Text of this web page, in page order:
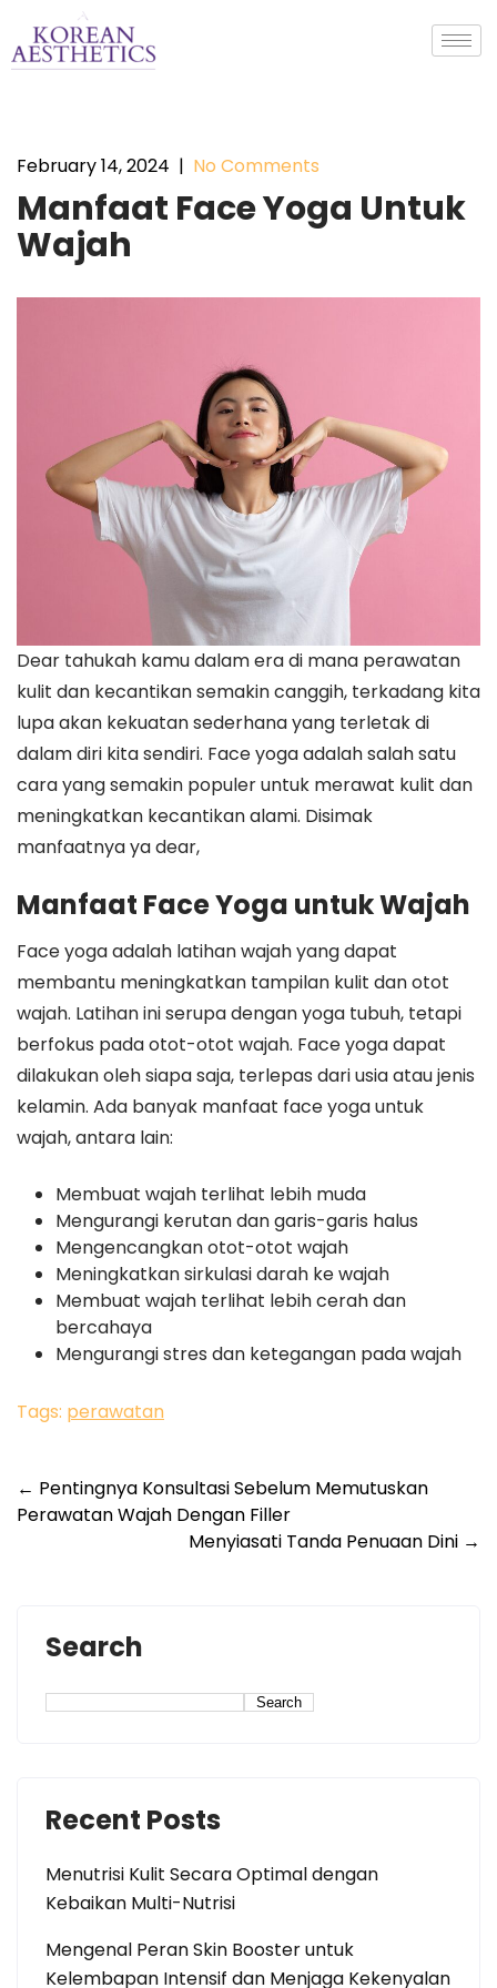
February 14, 2024 | No Comments
Manfaat Face Yoga Untuk
Wajah
Dear tahukah kamu dalam era di mana perawatan
kulit dan kecantikan semakin canggih, terkadang kita
lupa akan kekuatan sederhana yang terletak di
dalam diri kita sendiri. Face yoga adalah salah satu
cara yang semakin populer untuk merawat kulit dan
meningkatkan kecantikan alami. Disimak
manfaatnya ya dear,
Manfaat Face Yoga untuk Wajah
Face yoga adalah latihan wajah yang dapat
membantu meningkatkan tampilan kulit dan otot
wajah. Latihan ini serupa dengan yoga tubuh, tetapi
berfokus pada otot-otot wajah. Face yoga dapat
dilakukan oleh siapa saja, terlepas dari usia atau jenis
kelamin. Ada banyak manfaat face yoga untuk
wajah, antara lain:
Membuat wajah terlihat lebih muda
Mengurangi kerutan dan garis-garis halus
Mengencangkan otot-otot wajah
Meningkatkan sirkulasi darah ke wajah
Membuat wajah terlihat lebih cerah dan
bercahaya
Mengurangi stres dan ketegangan pada wajah
Tags: perawatan
← Pentingnya Konsultasi Sebelum Memutuskan
Perawatan Wajah Dengan Filler
Menyiasati Tanda Penuaan Dini →
Search
Search
Recent Posts
Menutrisi Kulit Secara Optimal dengan
Kebaikan Multi-Nutrisi
Mengenal Peran Skin Booster untuk
Kelembapan Intensif dan Menjaga Kekenyalan